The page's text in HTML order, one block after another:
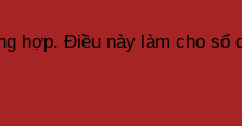
Điều này làm cho sổ